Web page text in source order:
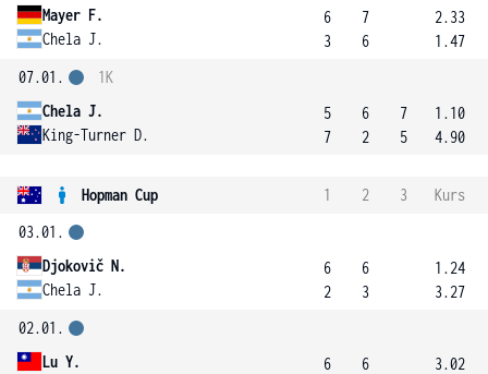
Mayer F.
Chela J.
6
3
7
6
2.33
1.47
07.01.
Chela J.
King-Turner D.
1K
5
7
6
2
7
5
1.10
4.90
Hopman Cup 1 2 3
Kurs
03.01.
Djokovič N.
Chela J.
6
2
6
3
1.24
3.27
02.01.
Lu Y.
6
6
3.02